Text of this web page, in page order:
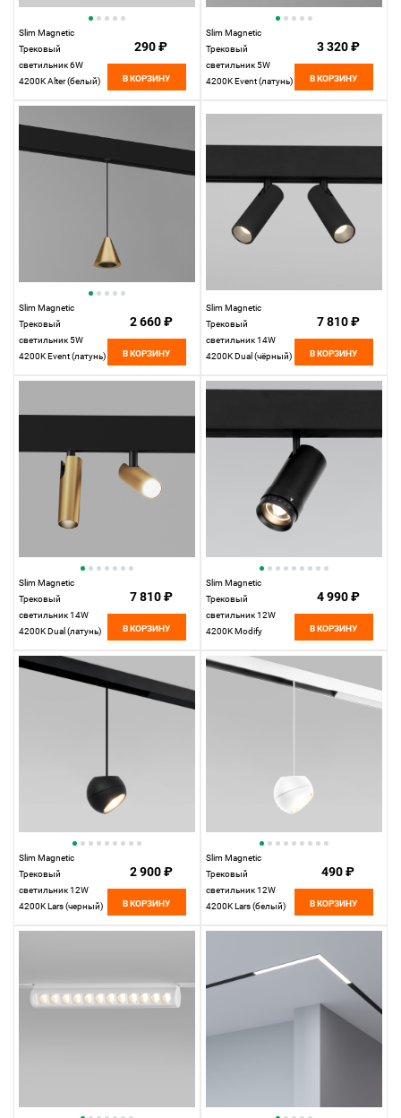
Slim Magnetic
Трековый
светильник 6W
4200K Alter (белый)
290 ₽
В КОРЗИНУ
Slim Magnetic
Трековый
светильник 5W
4200K Event (латунь)
Elektrostandard
3 320 ₽
В КОРЗИНУ
Slim Magnetic
Трековый
светильник 5W
4200K Event (латунь)
2 660 ₽
В КОРЗИНУ
Slim Magnetic
Трековый
светильник 14W
4200K Dual (чёрный)
Elektrostandard
7 810 ₽
В КОРЗИНУ
Slim Magnetic
Трековый
светильник 14W
4200K Dual (латунь)
Elektrostandard
7 810 ₽
В КОРЗИНУ
Slim Magnetic
Трековый
светильник 12W
4200K Modify
Elektrostandard
4 990 ₽
В КОРЗИНУ
Slim Magnetic
Трековый
светильник 12W
4200K Lars (черный)
2 900 ₽
В КОРЗИНУ
Slim Magnetic
Трековый
светильник 12W
4200K Lars (белый)
490 ₽
В КОРЗИНУ